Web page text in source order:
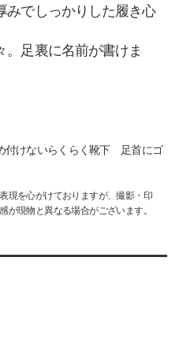
みでしっかりした履き心
。足裏に名前が書けま
けないらくらく靴下 足首にゴ
現を心がけておりますが、撮影・印
が現物と異なる場合がございます。